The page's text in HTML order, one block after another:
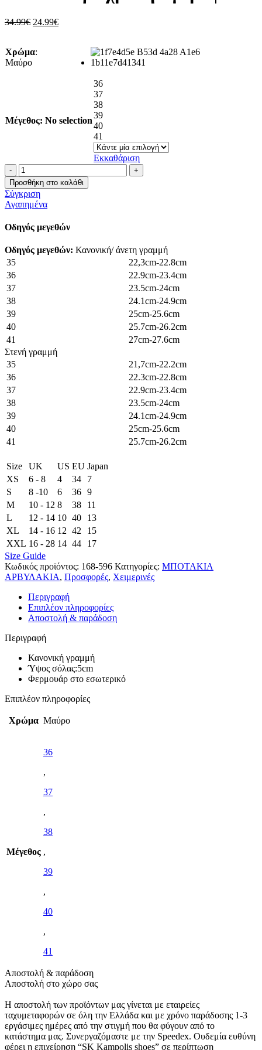
24.99€.
34.99€ Original
34.99€.
24.99€Η
24.99€.
Χρώμα:
Μαύρο
Μέγεθος: No selection
36
37
38
39
40
41
Εκκαθάριση
Μποτάκι
με
χρυσή
αγκράφα
ποσότητα
Προσθήκη στο καλάθι
Σύγκριση
Αγαπημένα
Οδηγός μεγεθών
Οδηγός μεγεθών: Κανονική/ άνετη γραμμή
35
22,3cm-22.8cm
36
22.9cm-23.4cm
37
23.5cm-24cm
38
24.1cm-24.9cm
39
25cm-25.6cm
40
25.7cm-26.2cm
41
27cm-27.6cm
Στενή γραμμή
35
21,7cm-22.2cm
36
22.3cm-22.8cm
37
22.9cm-23.4cm
38
23.5cm-24cm
39
24.1cm-24.9cm
40
25cm-25.6cm
41
25.7cm-26.2cm
Size UK US EU Japan
XS
6 - 8 4 34
7
S
8 -10 6 36 9
M
10 - 12 8 38
11
L
12 - 14 10 40
13
XL
14 - 16 12 42
15
XXL 16 - 28 14 44
17
Size Guide
Κωδικός προϊόντος: 168-596 Κατηγορίες: ΜΠΟΤΑΚΙΑ
ΑΡΒΥΛΑΚΙΑ, Προσφορές, Χειμερινές
Περιγραφή
Επιπλέον πληροφορίες
Αποστολή & παράδοση
Περιγραφή
Κανονική γραμμή
Ύψος σόλας:5cm
Φερμουάρ στο εσωτερικό
Επιπλέον πληροφορίες
Χρώμα Μαύρο
Μέγεθος
36
,
37
,
38
,
39
,
40
,
41
Αποστολή & παράδοση
Αποστολή στο χώρο σας
Η αποστολή των προϊόντων μας γίνεται με εταιρείες
ταχυμεταφορών σε όλη την Ελλάδα και με χρόνο παράδοσης 1-3
εργάσιμες ημέρες από την στιγμή που θα φύγουν από το
κατάστημα μας. Συνεργαζόμαστε με την Speedex. Oυδεμία ευθύνη
φέρει η επιχείρηση “SK Kampolis shoes” σε περίπτωση